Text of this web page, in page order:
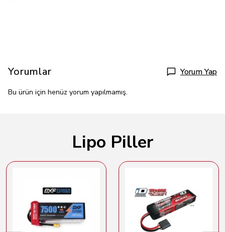
Yorumlar Yorum Yap
Bu ürün için henüz yorum yapılmamış.
Lipo Piller